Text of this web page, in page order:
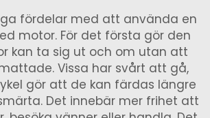
fördelar med att använda en
motor. För det första gör den
kan ta sig ut och om utan att
Vissa har svårt att gå,
gör att de kan färdas längre
Det innebär mer frihet att